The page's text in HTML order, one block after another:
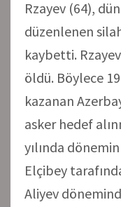
Rzayev (64),
düzenlenen
kaybetti.
öldü. Böylece
kazanan
asker hedef
yılında
Elçibey
Aliyev